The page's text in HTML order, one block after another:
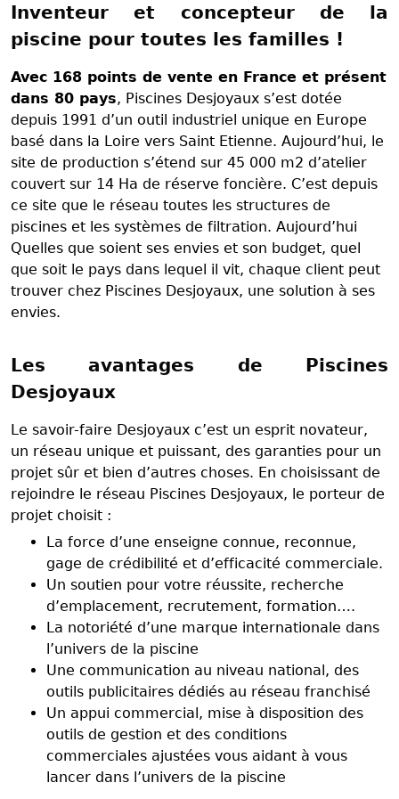
Inventeur et concepteur de la
piscine pour toutes les familles !
Avec 168 points de vente en France et présent
dans 80 pays, Piscines Desjoyaux s’est dotée
depuis 1991 d’un outil industriel unique en Europe
basé dans la Loire vers Saint Etienne. Aujourd’hui, le
site de production s’étend sur 45 000 m2 d’atelier
couvert sur 14 Ha de réserve foncière. C’est depuis
ce site que le réseau toutes les structures de
piscines et les systèmes de filtration. Aujourd’hui
Quelles que soient ses envies et son budget, quel
que soit le pays dans lequel il vit, chaque client peut
trouver chez Piscines Desjoyaux, une solution à ses
envies.
Les avantages de Piscines
Desjoyaux
Le savoir-faire Desjoyaux c’est un esprit novateur,
un réseau unique et puissant, des garanties pour un
projet sûr et bien d’autres choses. En choisissant de
rejoindre le réseau Piscines Desjoyaux, le porteur de
projet choisit :
La force d’une enseigne connue, reconnue,
gage de crédibilité et d’efficacité commerciale.
Un soutien pour votre réussite, recherche
d’emplacement, recrutement, formation….
La notoriété d’une marque internationale dans
l’univers de la piscine
Une communication au niveau national, des
outils publicitaires dédiés au réseau franchisé
Un appui commercial, mise à disposition des
outils de gestion et des conditions
commerciales ajustées vous aidant à vous
lancer dans l’univers de la piscine